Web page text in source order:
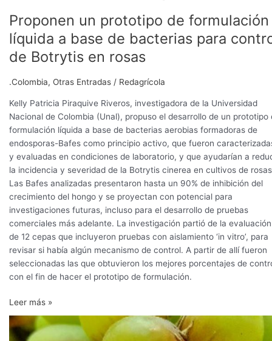
Proponen un prototipo de formulación
líquida a base de bacterias para
de Botrytis en rosas
.Colombia, Otras Entradas / Redagrícola
Kelly Patricia Piraquive Riveros, investigadora de la Universidad
Nacional de Colombia (Unal), propuso el desarrollo de un prototipo
formulación líquida a base de bacterias aerobias formadoras de
endosporas-Bafes como principio activo, que fueron
y evaluadas en condiciones de laboratorio, y que ayudarían a
la incidencia y severidad de la Botrytis cinerea en cultivos de
Las Bafes analizadas presentaron hasta un 90% de inhibición del
crecimiento del hongo y se proyectan con potencial para
investigaciones futuras, incluso para el desarrollo de pruebas
comerciales más adelante. La investigación partió de la evaluación
de 12 cepas que incluyeron pruebas con aislamiento ‘in vitro’, para
revisar si había algún mecanismo de control. A partir de allí fueron
seleccionadas las que obtuvieron los mejores porcentajes de
con el fin de hacer el prototipo de formulación.
Proponen
un
prototipo
de
líquida
a
base
de
bacterias
control
de
Botrytis
en
Leer más »
El
A,